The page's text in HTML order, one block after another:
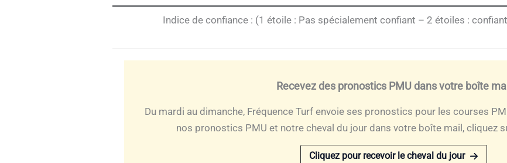
Indice de confiance : (1 étoile : Pas spécialement confiant – 2 étoiles :
Recevez des pronostics PMU dans votre boîte
Du mardi au dimanche, Fréquence Turf envoie ses pronostics pour les courses
nos pronostics PMU et notre cheval du jour dans votre boîte mail, cliquez
Cliquez pour recevoir le cheval du jour